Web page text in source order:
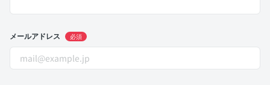
メールアドレス 必須